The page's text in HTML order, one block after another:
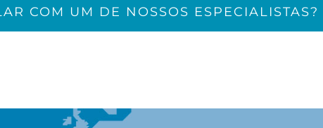
COM UM DE NOSSOS ESPECIALISTAS?